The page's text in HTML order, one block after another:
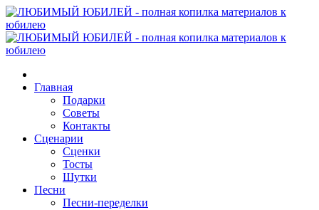
Главная
Подарки
Советы
Контакты
Сценарии
Сценки
Тосты
Шутки
Песни
Песни-переделки